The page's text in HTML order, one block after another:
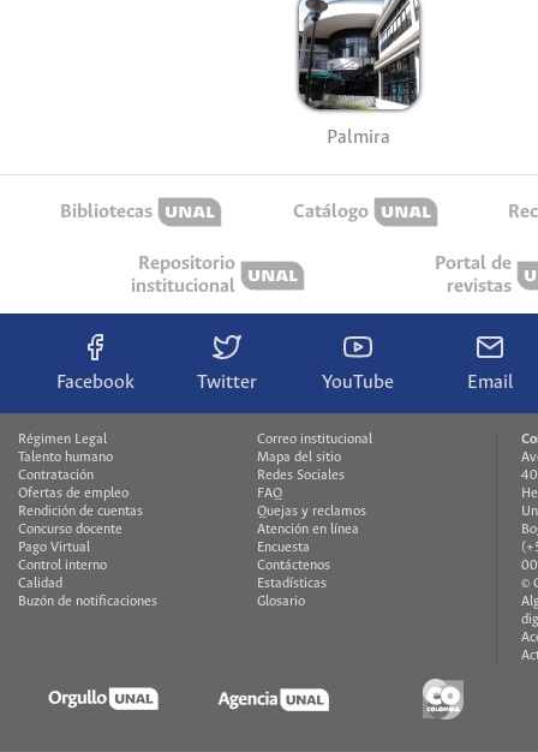
Palmira
Bibliotecas Catálogo
Repositorio
institucional
Portal de
revistas
Facebook Twitter YouTube Email
Régimen Legal
Talento humano
Contratación
Ofertas de empleo
Rendición de cuentas
Concurso docente
Pago Virtual
Control interno
Calidad
Buzón de notificaciones
Correo institucional
Mapa del sitio
Redes Sociales
FAQ
Quejas y reclamos
Atención en línea
Encuesta
Contáctenos
Estadísticas
Glosario
©